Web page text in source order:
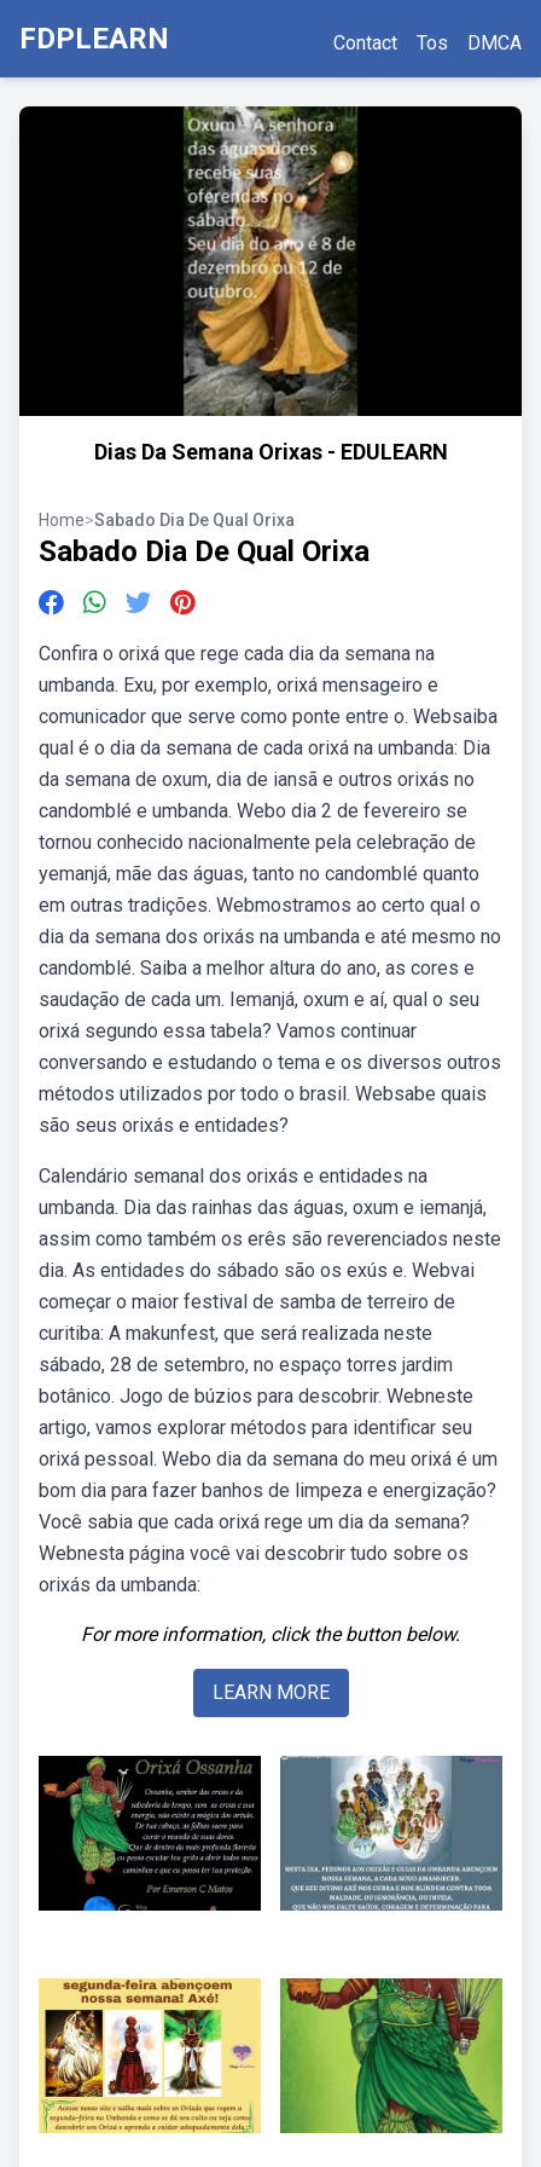
FDPLEARN Contact Tos DMCA
Dias Da Semana Orixas - EDULEARN
Home>Sabado Dia De Qual Orixa
Sabado Dia De Qual Orixa
Confira o orixá que rege cada dia da semana na
umbanda. Exu, por exemplo, orixá mensageiro e
comunicador que serve como ponte entre o. Websaiba
qual é o dia da semana de cada orixá na umbanda: Dia
da semana de oxum, dia de iansã e outros orixás no
candomblé e umbanda. Webo dia 2 de fevereiro se
tornou conhecido nacionalmente pela celebração de
yemanjá, mãe das águas, tanto no candomblé quanto
em outras tradições. Webmostramos ao certo qual o
dia da semana dos orixás na umbanda e até mesmo no
candomblé. Saiba a melhor altura do ano, as cores e
saudação de cada um. Iemanjá, oxum e aí, qual o seu
orixá segundo essa tabela? Vamos continuar
conversando e estudando o tema e os diversos outros
métodos utilizados por todo o brasil. Websabe quais
são seus orixás e entidades?
Calendário semanal dos orixás e entidades na
umbanda. Dia das rainhas das águas, oxum e iemanjá,
assim como também os erês são reverenciados neste
dia. As entidades do sábado são os exús e. Webvai
começar o maior festival de samba de terreiro de
curitiba: A makunfest, que será realizada neste
sábado, 28 de setembro, no espaço torres jardim
botânico. Jogo de búzios para descobrir. Webneste
artigo, vamos explorar métodos para identificar seu
orixá pessoal. Webo dia da semana do meu orixá é um
bom dia para fazer banhos de limpeza e energização?
Você sabia que cada orixá rege um dia da semana?
Webnesta página você vai descobrir tudo sobre os
orixás da umbanda:
For more information, click the button below.
LEARN MORE